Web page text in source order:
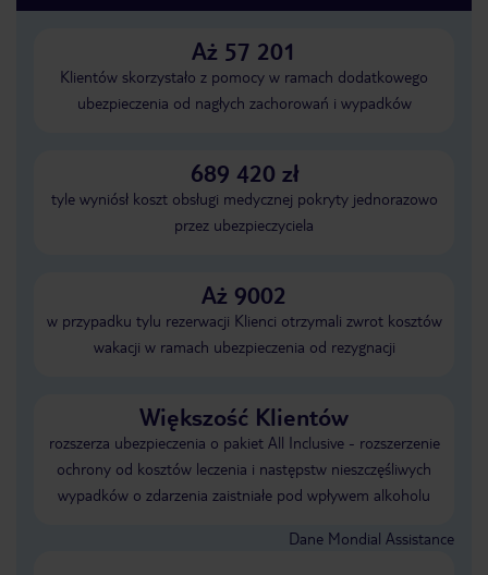
Aż 57 201
Klientów skorzystało z pomocy w ramach dodatkowego
ubezpieczenia od nagłych zachorowań i wypadków
689 420 zł
tyle wyniósł koszt obsługi medycznej pokryty jednorazowo
przez ubezpieczyciela
Aż 9002
w przypadku tylu rezerwacji Klienci otrzymali zwrot kosztów
wakacji w ramach ubezpieczenia od rezygnacji
Większość Klientów
rozszerza ubezpieczenia o pakiet All Inclusive - rozszerzenie
ochrony od kosztów leczenia i następstw nieszczęśliwych
wypadków o zdarzenia zaistniałe pod wpływem alkoholu
Dane Mondial Assistance